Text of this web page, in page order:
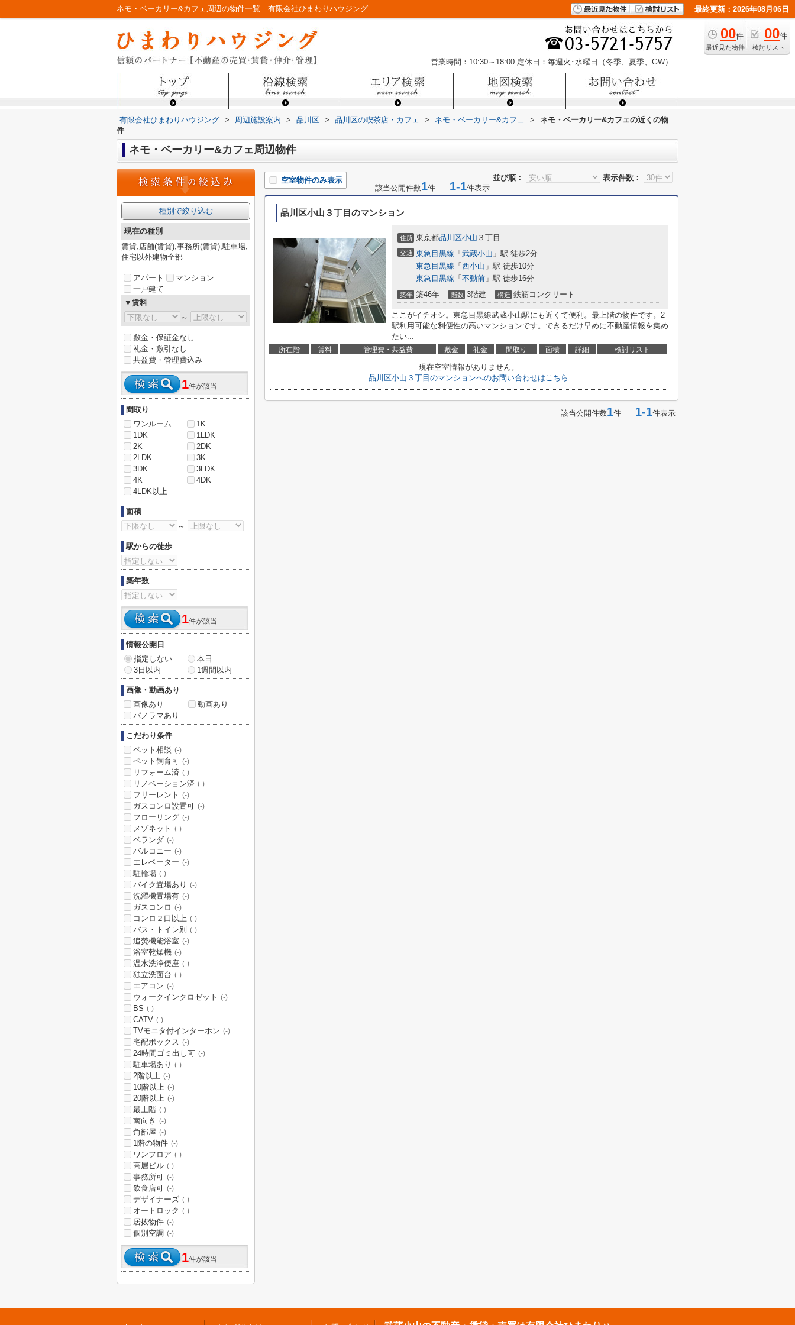
ネモ・ベーカリー&カフェ周辺の物件一覧｜有限会社ひまわりハウジング 最終更新：2026年08月06日
00件
最近見た物件
00件
検討リスト
営業時間：10:30～18:00 定休日：毎週火･水曜日（冬季、夏季、GW）
有限会社ひまわりハウジング > 周辺施設案内 > 品川区 > 品川区の喫茶店・カフェ > ネモ・ベーカリー&カフェ >
ネモ・ベーカリー&カフェの近くの物
件
ネモ・ベーカリー&カフェ周辺物件
並び順： 表示件数：
空室物件のみ表示
該当公開件数1件 1-1件表示
品川区小山３丁目のマンション
住所 東京都品川区小山 ３丁目
交通 東急目黒線 「 武蔵小山 」駅 徒歩2分
東急目黒線 「 西小山 」駅 徒歩10分
東急目黒線 「 不動前 」駅 徒歩16分
築年 築46年 階数 3階建 構造 鉄筋コンクリート
ここがイチオシ。東急目黒線武蔵小山駅にも近くて便利。最上階の物件です。2
駅利用可能な利便性の高いマンションです。できるだけ早めに不動産情報を集め
たい...
所在階 賃料 管理費・共益費 敷金 礼金 間取り 面積 詳細 検討リスト
現在空室情報がありません。
品川区小山３丁目のマンションへのお問い合わせはこちら
該当公開件数1件 1-1件表示
種別で絞り込む
現在の種別
賃貸,店舗(賃貸),事務所(賃貸),駐車場,
住宅以外建物全部
アパート
マンション
一戸建て
▼賃料
～
敷金・保証金なし
礼金・敷引なし
共益費・管理費込み
1件が該当
間取り
ワンルーム
1K
1DK
1LDK
2K
2DK
2LDK
3K
3DK
3LDK
4K
4DK
4LDK以上
面積
～
駅からの徒歩
築年数
1件が該当
情報公開日
指定しない
本日
3日以内
1週間以内
画像・動画あり
画像あり
動画あり
パノラマあり
こだわり条件
ペット相談 (-)
ペット飼育可 (-)
リフォーム済 (-)
リノベーション済 (-)
フリーレント (-)
ガスコンロ設置可 (-)
フローリング (-)
メゾネット (-)
ベランダ (-)
バルコニー (-)
エレベーター (-)
駐輪場 (-)
バイク置場あり (-)
洗濯機置場有 (-)
ガスコンロ (-)
コンロ２口以上 (-)
バス・トイレ別 (-)
追焚機能浴室 (-)
浴室乾燥機 (-)
温水洗浄便座 (-)
独立洗面台 (-)
エアコン (-)
ウォークインクロゼット (-)
BS (-)
CATV (-)
TVモニタ付インターホン (-)
宅配ボックス (-)
24時間ゴミ出し可 (-)
駐車場あり (-)
2階以上 (-)
10階以上 (-)
20階以上 (-)
最上階 (-)
南向き (-)
角部屋 (-)
1階の物件 (-)
ワンフロア (-)
高層ビル (-)
事務所可 (-)
飲食店可 (-)
デザイナーズ (-)
オートロック (-)
居抜物件 (-)
個別空調 (-)
1件が該当